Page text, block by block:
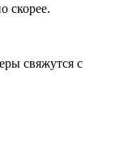
скорее.
свяжутся с